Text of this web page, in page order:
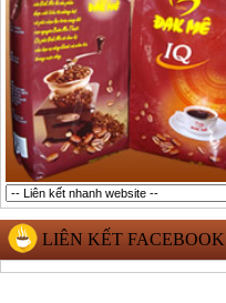
LIÊN KẾT FACEBOOK